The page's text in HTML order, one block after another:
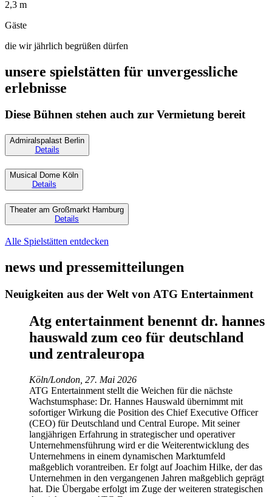
2,3 m
Gäste
die wir jährlich begrüßen dürfen
unsere spielstätten für unvergessliche
erlebnisse
Diese Bühnen stehen auch zur Vermietung bereit
Admiralspalast Berlin
Details
Musical Dome Köln
Details
Theater am Großmarkt Hamburg
Details
Alle Spielstätten entdecken
news und pressemitteilungen
Neuigkeiten aus der Welt von ATG Entertainment
Atg entertainment benennt dr. hannes
hauswald zum ceo für deutschland
und zentraleuropa
Köln/London, 27. Mai 2026
ATG Entertainment stellt die Weichen für die nächste
Wachstumsphase: Dr. Hannes Hauswald übernimmt mit
sofortiger Wirkung die Position des Chief Executive Officer
(CEO) für Deutschland und Central Europe. Mit seiner
langjährigen Erfahrung in strategischer und operativer
Unternehmensführung wird er die Weiterentwicklung des
Unternehmens in einem dynamischen Marktumfeld
maßgeblich vorantreiben. Er folgt auf Joachim Hilke, der das
Unternehmen in den vergangenen Jahren maßgeblich geprägt
hat. Die Übergabe erfolgt im Zuge der weiteren strategischen